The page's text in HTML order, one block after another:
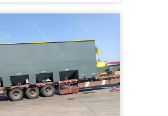
电话:150-0665-7261